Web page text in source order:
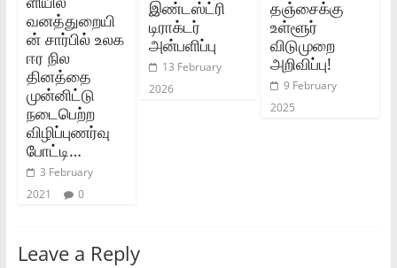
வனத்துறையி
ன்‌ சார்பில்‌ உலக
ஈர நில
தினத்தை
முன்னிட்டு
நடைபெற்ற
விழிப்புணர்வு
போட்டி…
3 February
2021
0
இண்டஸ்ட்ரி
டிராக்டர்
அன்பளிப்பு
13 February
2026
தஞ்சைக்கு
உள்ளூர்
விடுமுறை
அறிவிப்பு!
9 February
2025
Leave a Reply